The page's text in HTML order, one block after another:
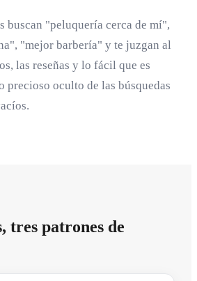
buscan "peluquería cerca de mí",
"mejor barbería" y te juzgan al
las reseñas y lo fácil que es
precioso oculto de las búsquedas
tres patrones de